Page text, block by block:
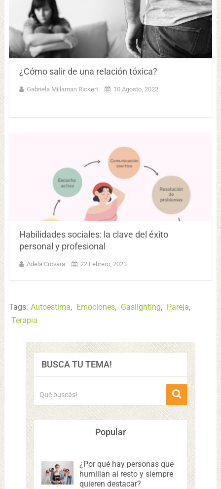
¿Cómo salir de una relación tóxica?
Gabriela Millaman Rickert 10 Agosto, 2022
Habilidades sociales: la clave del éxito
personal y profesional
Adela Crovara 22 Febrero, 2023
Tags: Autoestima, Emociones, Gaslighting, Pareja,
Terapia
BUSCA TU TEMA!
Popular
¿Por qué hay personas que
humillan al resto y siempre
quieren destacar?